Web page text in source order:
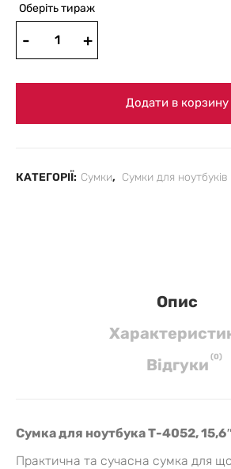
Оберіть тираж
Додати в корзину
КАТЕГОРІЇ: Сумки, Сумки для ноутбуків
Опис
Вiдгуки (0)
Сумка для ноутбука Т-4052,
Практична та сучасна сумка для